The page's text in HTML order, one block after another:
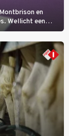
en
Wellicht een
won.